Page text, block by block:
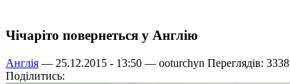
Чічаріто повернеться у Англію
Англія — 25.12.2015 - 13:50 — ooturchyn Переглядів: 3338
Поділитись: